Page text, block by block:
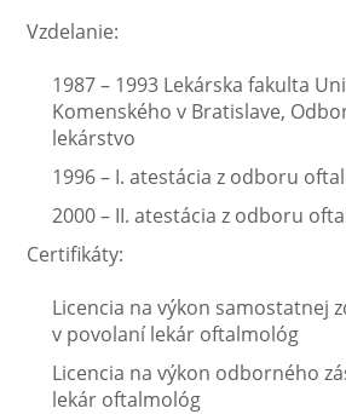
Vzdelanie:
1987 – 1993 Lekárska fakulta
Komenského v Bratislave,
lekárstvo
1996 – I. atestácia z odboru
2000 – II. atestácia z odboru
Certifikáty:
Licencia na výkon samostatnej
v povolaní lekár oftalmológ
Licencia na výkon odborného
lekár oftalmológ